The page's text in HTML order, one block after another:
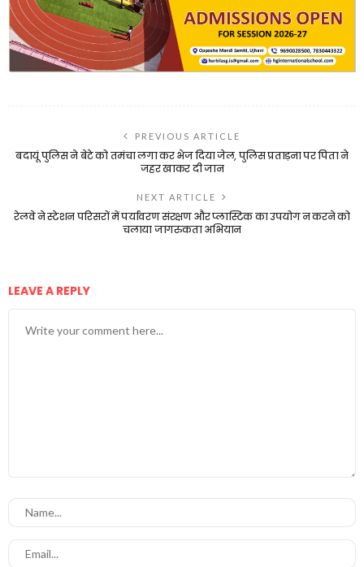
PREVIOUS ARTICLE
बदायूं पुलिस ने बेटे को तमंचा लगा कर भेज दिया जेल, पुलिस प्रताड़ना पर पिता ने
जहर खाकर दी जान
NEXT ARTICLE
रेलवे ने स्टेशन परिसरों में पर्यावरण संरक्षण और प्लास्टिक का उपयोग न करने को
चलाया जागरुकता अभियान
LEAVE A REPLY